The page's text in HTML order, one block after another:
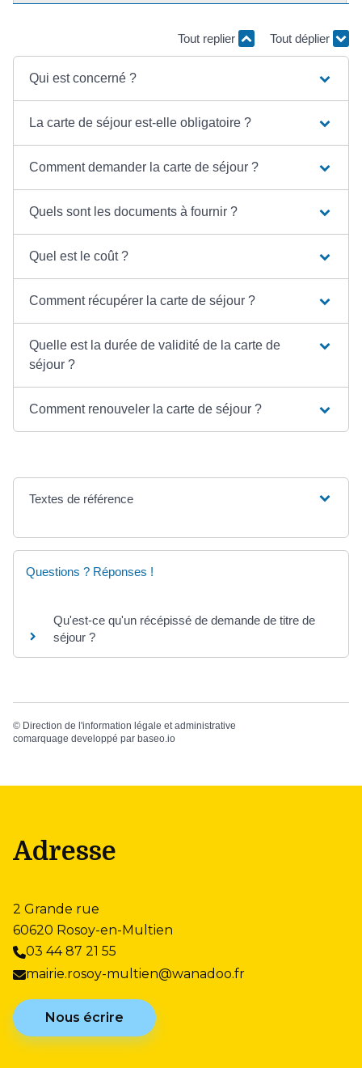
Tout replier Tout déplier
Qui est concerné ?
La carte de séjour est-elle obligatoire ?
Comment demander la carte de séjour ?
Quels sont les documents à fournir ?
Quel est le coût ?
Comment récupérer la carte de séjour ?
Quelle est la durée de validité de la carte de
séjour ?
Comment renouveler la carte de séjour ?
Textes de référence
Questions ? Réponses !
Qu'est-ce qu'un récépissé de demande de titre de
séjour ?
© Direction de l'information légale et administrative
comarquage developpé par baseo.io
Adresse
2 Grande rue
60620 Rosoy-en-Multien
03 44 87 21 55
mairie.rosoy-multien@wanadoo.fr
Nous écrire